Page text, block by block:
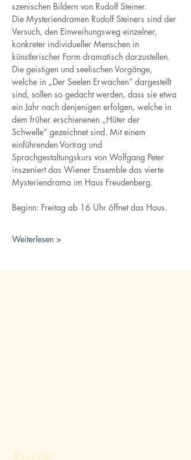
szenischen Bildern von Rudolf Steiner.
Die Mysteriendramen Rudolf Steiners sind der
Versuch, den Einweihungsweg einzelner,
konkreter individueller Menschen in
künstlerischer Form dramatisch darzustellen.
Die geistigen und seelischen Vorgänge,
welche in „Der Seelen Erwachen“ dargestellt
sind, sollen so gedacht werden, dass sie etwa
ein Jahr nach denjenigen erfolgen, welche in
dem früher erschienenen „Hüter der
Schwelle“ gezeichnet sind. Mit einem
einführenden Vortrag und
Sprachgestaltungskurs von Wolfgang Peter
inszeniert das Wiener Ensemble das vierte
Mysteriendrama im Haus Freudenberg.
Beginn: Freitag ab 16 Uhr öffnet das Haus.
Weiterlesen >
Kontakt